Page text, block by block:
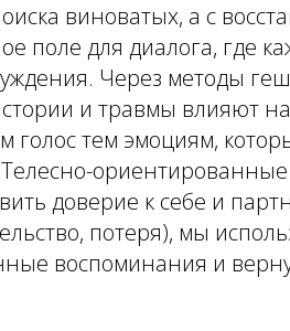
виноватых, а с
поле для диалога, где
Через методы
и травмы влияют
тем эмоциям,
доверие к себе и
потеря), мы
воспоминания и